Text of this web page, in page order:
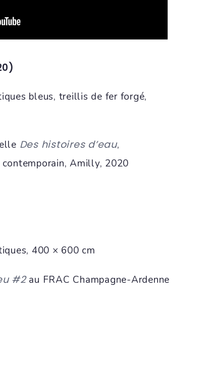
bleus, treillis de fer forgé,
Des histoires d’eau,
contemporain, Amilly, 2020
400 × 600 cm
#2au FRAC Champagne-Ardenne